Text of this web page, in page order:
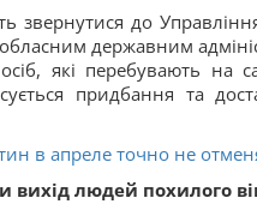
звернутися до
державним
які перебувають на
придбання та
в апреле точно не
вихід людей похилого